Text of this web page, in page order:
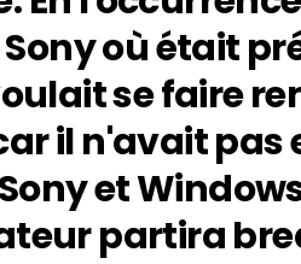
où était
se faire
il n'avait pas
et
partira